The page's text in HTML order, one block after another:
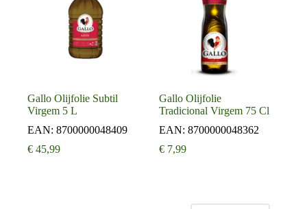
Gallo Olijfolie Subtil
Virgem 5 L
EAN: 8700000048409
€ 45,99
Gallo Olijfolie
Tradicional Virgem 75 Cl
EAN:8700000048362
€ 7,99